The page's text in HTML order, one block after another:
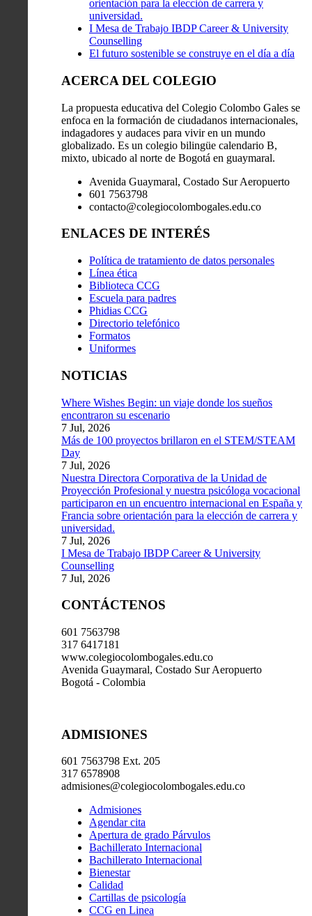
orientación para la elección de carrera y
universidad.
I Mesa de Trabajo IBDP Career & University
Counselling
El futuro sostenible se construye en el día a día
ACERCA DEL COLEGIO
La propuesta educativa del Colegio Colombo Gales se
enfoca en la formación de ciudadanos internacionales,
indagadores y audaces para vivir en un mundo
globalizado. Es un colegio bilingüe calendario B,
mixto, ubicado al norte de Bogotá en guaymaral.
Avenida Guaymaral, Costado Sur Aeropuerto
601 7563798
contacto@colegiocolombogales.edu.co
ENLACES DE INTERÉS
Política de tratamiento de datos personales
Línea ética
Biblioteca CCG
Escuela para padres
Phidias CCG
Directorio telefónico
Formatos
Uniformes
NOTICIAS
Where Wishes Begin: un viaje donde los sueños
encontraron su escenario
7 Jul, 2026
Más de 100 proyectos brillaron en el STEM/STEAM
Day
7 Jul, 2026
Nuestra Directora Corporativa de la Unidad de
Proyección Profesional y nuestra psicóloga vocacional
participaron en un encuentro internacional en España y
Francia sobre orientación para la elección de carrera y
universidad.
7 Jul, 2026
I Mesa de Trabajo IBDP Career & University
Counselling
7 Jul, 2026
CONTÁCTENOS
601 7563798
317 6417181
www.colegiocolombogales.edu.co
Avenida Guaymaral, Costado Sur Aeropuerto
Bogotá - Colombia
ADMISIONES
601 7563798 Ext. 205
317 6578908
admisiones@colegiocolombogales.edu.co
Admisiones
Agendar cita
Apertura de grado Párvulos
Bachillerato Internacional
Bachillerato Internacional
Bienestar
Calidad
Cartillas de psicología
CCG en Linea